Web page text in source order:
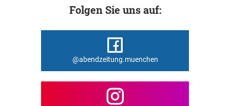
Folgen Sie uns auf:
@abendzeitung.muenchen